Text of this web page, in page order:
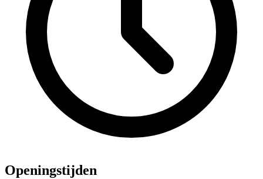
Openingstijden